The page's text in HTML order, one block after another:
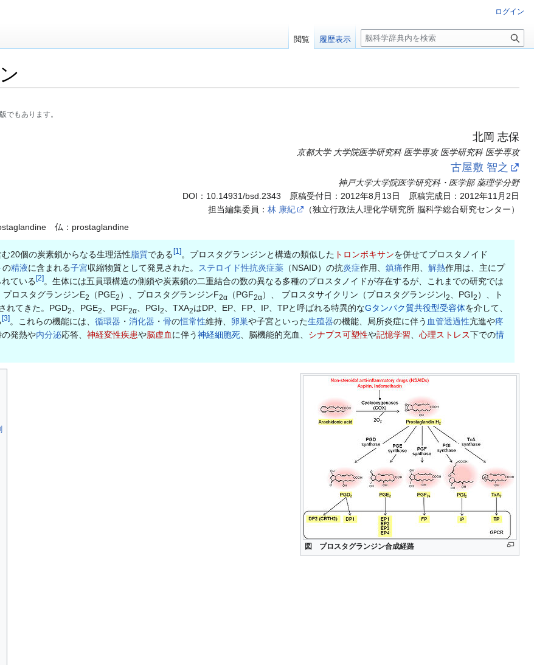
でもあります。
北岡 志保
京都大学 大学院医学研究科 医学専攻 医学研究科 医学専攻
古屋敷 智之
神戸大学大学院医学研究科・医学部 薬理学分野
DOI： 10.14931/bsd.2343 原稿受付日：2012年8月13日 原稿完成日：2012年11月2日
担当編集委員： 林 康紀
（独立行政法人理化学研究所 脳科学総合研究センター）
仏：prostaglandine
20個の炭素鎖からなる生理活性脂質である [1]。プロスタグランジンと構造の類似した トロンボキサンを併せてプロスタノイド
の精液に含まれる子宮収縮物質として発見された。 ステロイド性抗炎症薬 （NSAID）の抗炎症作用、 鎮痛作用、 解熱作用は、主にプ
ている [2]。生体には五員環構造の側鎖や炭素鎖の二重結合の数の異なる多種のプロスタノイドが存在するが、これまでの研究では
プロスタグランジンE2 （PGE2 ）、プロスタグランジンF2α （PGF2α）、 プロスタサイクリン（プロスタグランジンI2、PGI2 ）、ト
れてきた。PGD2、PGE2、PGF2α、PGI2、TXA2はDP、EP、FP、IP、TPと呼ばれる特異的なGタンパク質共役型受容体を介して、
[3]。これらの機能には、 循環器 ・ 消化器 ・ 骨の恒常性維持、 卵巣や子宮といった生殖器の機能、局所炎症に伴う 血管透過性亢進や疼
発熱や内分泌応答、 神経変性疾患や脳虚血に伴う神経細胞死、脳機能的充血、 シナプス可塑性や記憶学習、 心理ストレス下での情
図 プロスタグランジン合成経路
ログイン
閲覧 履歴表示
検
索